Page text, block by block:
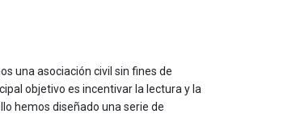
una asociación civil sin fines de
objetivo es incentivar la lectura y la
hemos diseñado una serie de